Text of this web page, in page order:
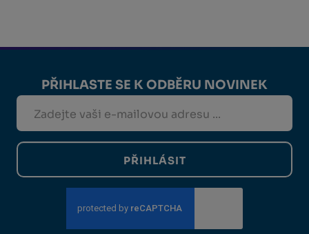
PŘIHLASTE SE K ODBĚRU NOVINEK
PŘIHLÁSIT